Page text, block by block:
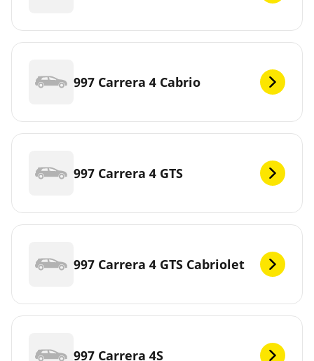
997 Carrera 4 Cabrio
997 Carrera 4 GTS
997 Carrera 4 GTS Cabriolet
997 Carrera 4S